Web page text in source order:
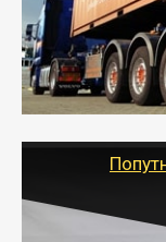
- Доставка
объемов
паллеты и
России с
- Тайгер